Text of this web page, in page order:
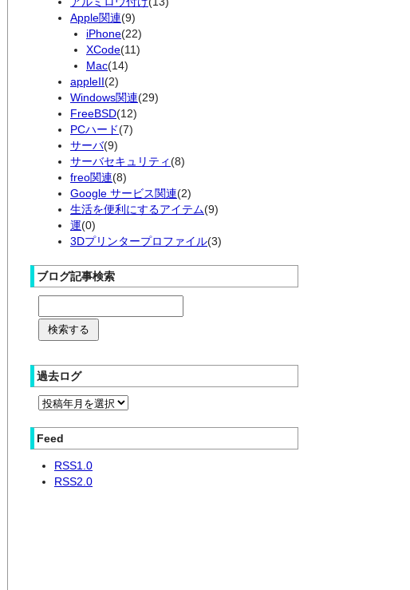
Apple関連(9)
iPhone(22)
XCode(11)
Mac(14)
appleII(2)
Windows関連(29)
FreeBSD(12)
PCハード(7)
サーバ(9)
サーバセキュリティ(8)
freo関連(8)
Google サービス関連(2)
生活を便利にするアイテム(9)
運(0)
3Dプリンタープロファイル(3)
ブログ記事検索
過去ログ
Feed
RSS1.0
RSS2.0